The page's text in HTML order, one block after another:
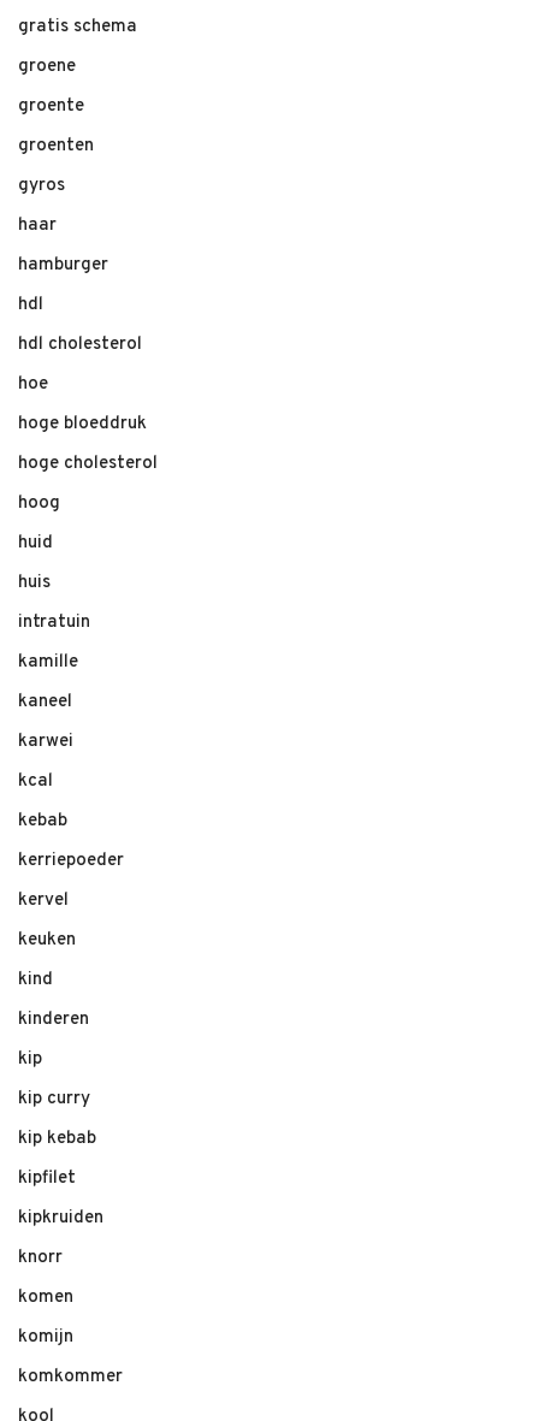
gratis schema
groene
groente
groenten
gyros
haar
hamburger
hdl
hdl cholesterol
hoe
hoge bloeddruk
hoge cholesterol
hoog
huid
huis
intratuin
kamille
kaneel
karwei
kcal
kebab
kerriepoeder
kervel
keuken
kind
kinderen
kip
kip curry
kip kebab
kipfilet
kipkruiden
knorr
komen
komijn
komkommer